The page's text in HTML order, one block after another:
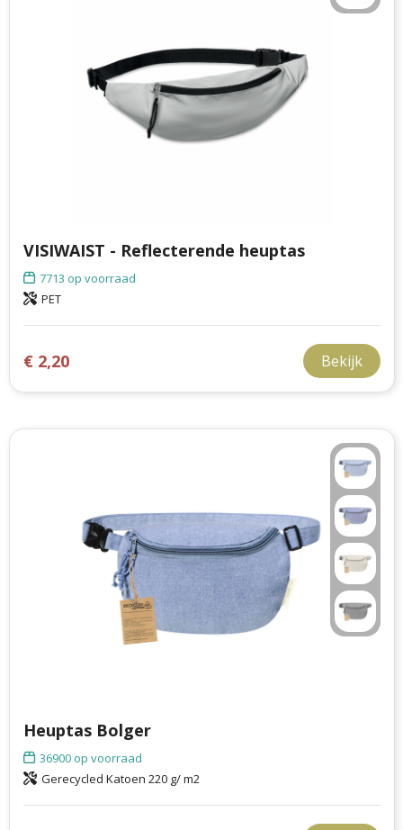
VISIWAIST - Reflecterende heuptas
7713 op voorraad
PET
€ 2,20 Bekijk
Heuptas Bolger
36900op voorraad
Gerecycled Katoen 220 g/ m2